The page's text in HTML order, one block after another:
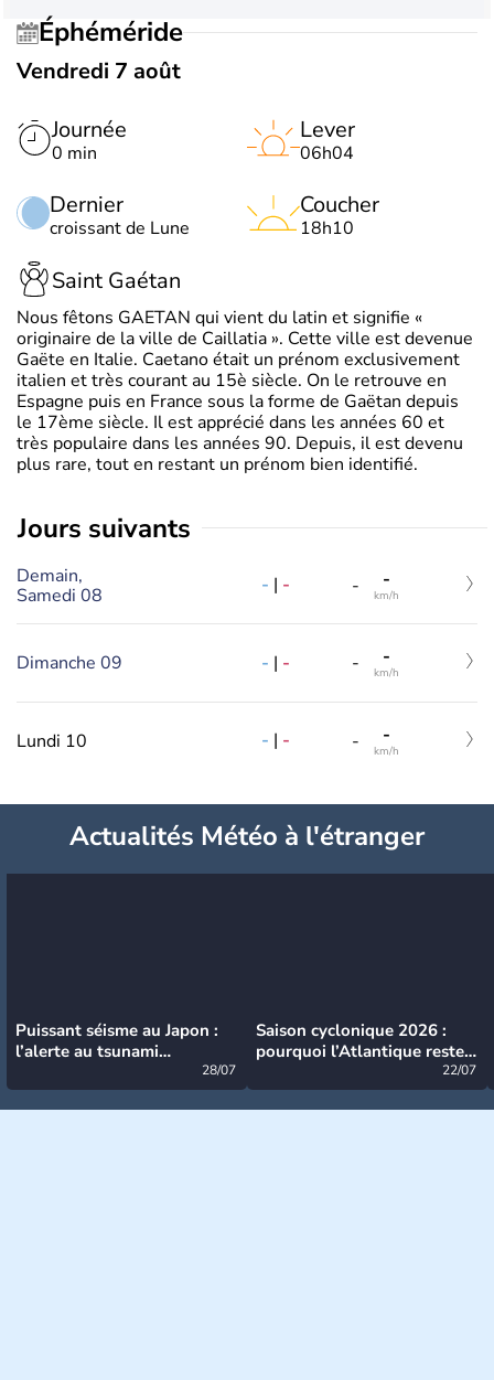
Éphéméride
Vendredi 7 août
Journée
0 min
Dernier
croissant de Lune
Lever
06h04
Coucher
18h10
Saint Gaétan
Nous fêtons GAETAN qui vient du latin et signifie «
originaire de la ville de Caillatia ». Cette ville est devenue
Gaëte en Italie. Caetano était un prénom exclusivement
italien et très courant au 15è siècle. On le retrouve en
Espagne puis en France sous la forme de Gaëtan depuis
le 17ème siècle. Il est apprécié dans les années 60 et
très populaire dans les années 90. Depuis, il est devenu
plus rare, tout en restant un prénom bien identifié.
jours suivants
Demain,
Samedi 08
- | - - -
km/h
Dimanche 09 - | - - -
km/h
Lundi 10 - | - - -
km/h
Actualités Météo à l'étranger
Puissant séisme au Japon :
l’alerte au tsunami
28/07
Saison cyclonique 2026 :
pourquoi l’Atlantique reste
22/07